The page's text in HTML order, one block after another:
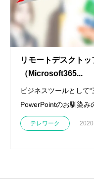
リモートデスクト
（Microsoft365...
ビジネスツールとして
PowerPointのお馴染み
テレワーク